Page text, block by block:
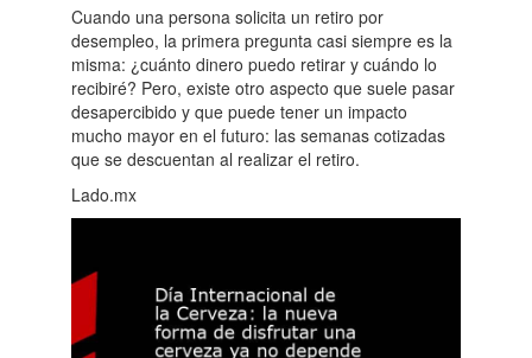
Cuando una persona solicita un retiro por
desempleo, la primera pregunta casi siempre es la
misma: ¿cuánto dinero puedo retirar y cuándo lo
recibiré? Pero, existe otro aspecto que suele pasar
desapercibido y que puede tener un impacto
mucho mayor en el futuro: las semanas cotizadas
que se descuentan al realizar el retiro.
Lado.mx